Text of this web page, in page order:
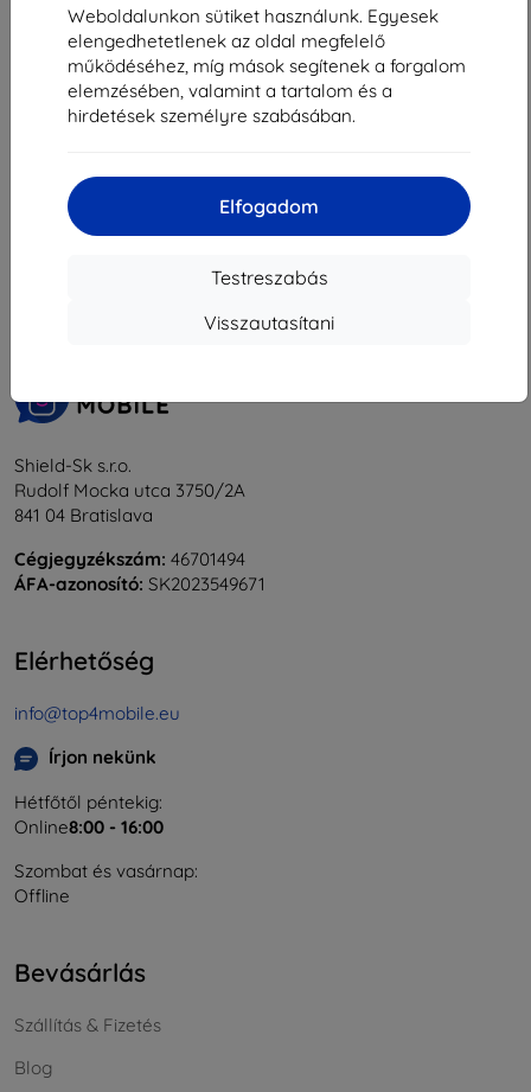
Weboldalunkon sütiket használunk. Egyesek
elengedhetetlenek az oldal megfelelő
működéséhez, míg mások segítenek a forgalom
elemzésében, valamint a tartalom és a
hirdetések személyre szabásában.
Elfogadom
Testreszabás
Visszautasítani
3 230 Ft
Raktáron > 5 darab
Összes találat
Shield-Sk s.r.o.
Rudolf Mocka utca 3750/2A
841 04 Bratislava
Cégjegyzékszám: 46701494
ÁFA-azonosító: SK2023549671
Elérhetőség
info@top4mobile.eu
Írjon nekünk
Hétfőtől péntekig:
Online8:00 - 16:00
Szombat és vasárnap:
Offline
Bevásárlás
Szállítás & Fizetés
Blog